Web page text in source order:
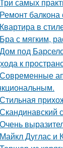
Ремонт
Квартира в
Бра с мягким,
Дом под
к
Современные
Стильная
Скандинавский
Очень
Майкл Дуглас и